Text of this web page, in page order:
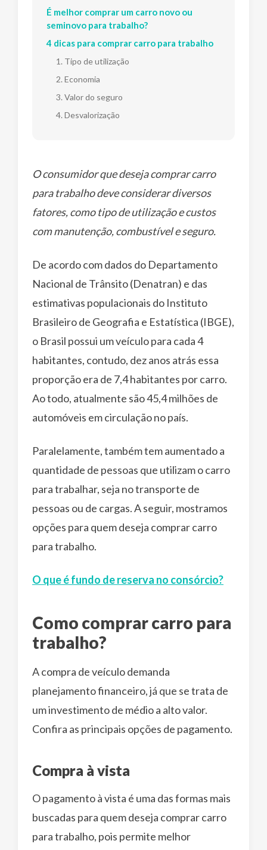
É melhor comprar um carro novo ou
seminovo para trabalho?
4 dicas para comprar carro para trabalho
1. Tipo de utilização
2. Economia
3. Valor do seguro
4. Desvalorização
O consumidor que deseja comprar carro
para trabalho deve considerar diversos
fatores, como tipo de utilização e custos
com manutenção, combustível e seguro.
De acordo com dados do Departamento
Nacional de Trânsito (Denatran) e das
estimativas populacionais do Instituto
Brasileiro de Geografia e Estatística (IBGE),
o Brasil possui um veículo para cada 4
habitantes, contudo, dez anos atrás essa
proporção era de 7,4 habitantes por carro.
Ao todo, atualmente são 45,4 milhões de
automóveis em circulação no país.
Paralelamente, também tem aumentado a
quantidade de pessoas que utilizam o carro
para trabalhar, seja no transporte de
pessoas ou de cargas. A seguir, mostramos
opções para quem deseja comprar carro
para trabalho.
O que é fundo de reserva no consórcio?
Como comprar carro para
trabalho?
A compra de veículo demanda
planejamento financeiro, já que se trata de
um investimento de médio a alto valor.
Confira as principais opções de pagamento.
Compra à vista
O pagamento à vista é uma das formas mais
buscadas para quem deseja comprar carro
para trabalho, pois permite melhor